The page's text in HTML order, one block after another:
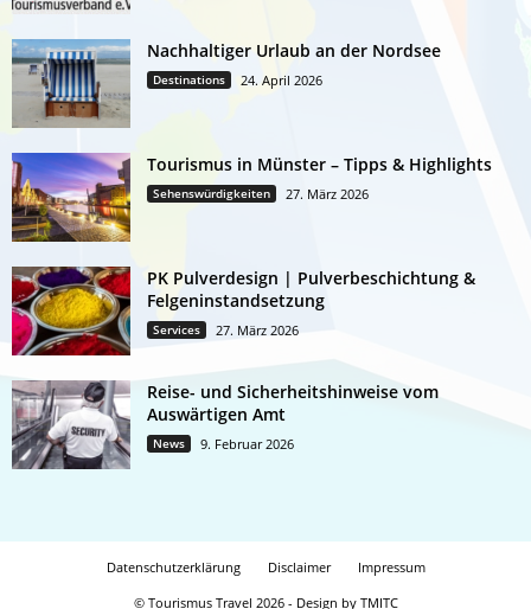
Nachhaltiger Urlaub an der Nordsee
Destinations 24. April 2026
Tourismus in Münster – Tipps & Highlights
Sehenswürdigkeiten 27. März 2026
PK Pulverdesign | Pulverbeschichtung &
Felgeninstandsetzung
Services 27. März 2026
Reise- und Sicherheitshinweise vom
Auswärtigen Amt
News 9. Februar 2026
Datenschutzerklärung Disclaimer
Impressum
© Tourismus Travel 2026 - Design by TMITC